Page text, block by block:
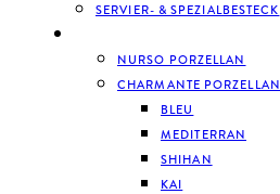
SERVIER- & SPEZIALBESTECK
NURSO PORZELLAN
CHARMANTE PORZELLAN
BLEU
MEDITERRAN
SHIHAN
KAI